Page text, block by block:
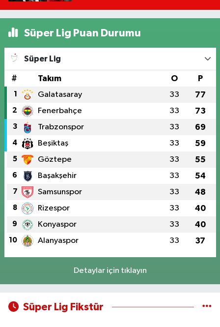
Süper Lig Puan Durumu
Süper Lig
# Takım O P
1 Galatasaray 33 77
2 Fenerbahçe 33 73
3 Trabzonspor 33 69
4 Beşiktaş 33 59
5 Göztepe 33 55
6 Başakşehir 33 54
7 Samsunspor 33 48
8 Rizespor 33 40
9 Konyaspor 33 40
10 Alanyaspor 33 37
Detaylar için tıklayın
Süper Lig Fikstür